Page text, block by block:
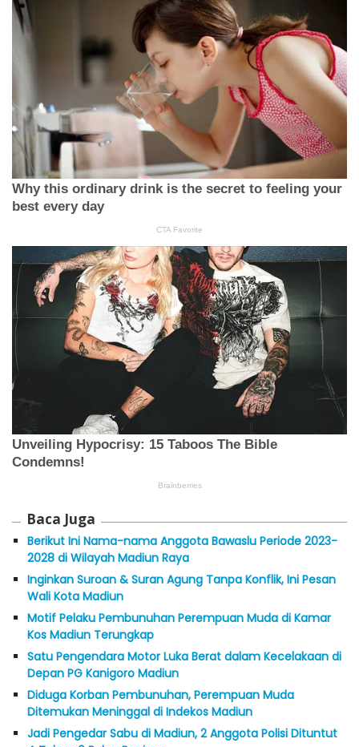
Baca Juga
Berikut Ini Nama-nama Anggota Bawaslu Periode 2023-
2028 di Wilayah Madiun Raya
Inginkan Suroan & Suran Agung Tanpa Konflik, Ini Pesan
Wali Kota Madiun
Motif Pelaku Pembunuhan Perempuan Muda di Kamar
Kos Madiun Terungkap
Satu Pengendara Motor Luka Berat dalam Kecelakaan di
Depan PG Kanigoro Madiun
Diduga Korban Pembunuhan, Perempuan Muda
Ditemukan Meninggal di Indekos Madiun
Jadi Pengedar Sabu di Madiun, 2 Anggota Polisi Dituntut